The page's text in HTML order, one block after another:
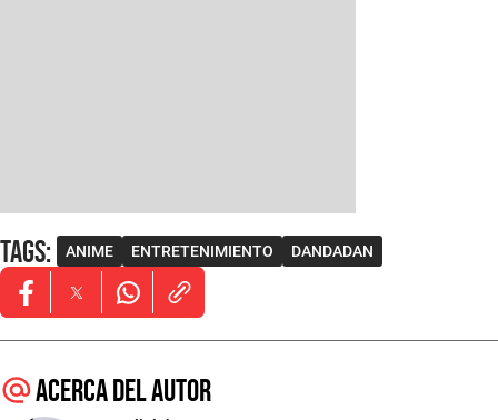
Tags: ANIME ENTRETENIMIENTO DANDADAN
Opens in new window
Opens in new window
Opens in new window
Acerca del autor